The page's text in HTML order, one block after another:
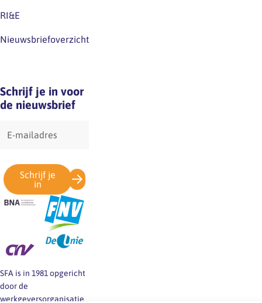
RI&E
Nieuwsbriefoverzicht
Schrijf je in voor
de nieuwsbrief
mailadres
Schrijf je
in
SFA is in 1981 opgericht
door de
werkgeversorganisatie